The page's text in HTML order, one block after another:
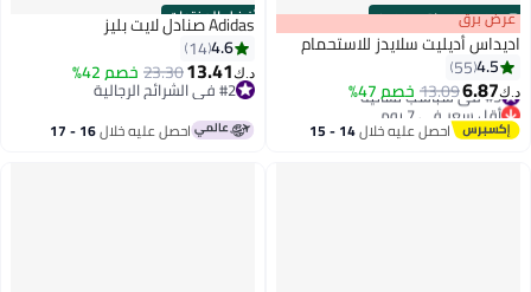
00m:00s
·باقي 100% عرض برق
اديداس أديليت سلايدز للاستحمام
4.5
55
د.ك‏6.87
13.09خصم 47% #5 في شباشب نسائية
أقل سعر في 7 يوم
#5 في شباشب نسائية احصل عليه خلال 14 - 15
أفضل المنتجات
Adidas صنادل لايت بليز
4.6
14
د.ك‏13.41
23.30خصم 42%
#2 في الشرائح الرجالية
احصل عليه خلال 16 - 17